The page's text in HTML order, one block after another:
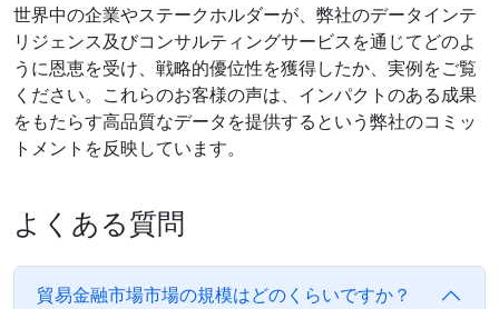
世界中の企業やステークホルダーが、弊社のデータインテ
リジェンス及びコンサルティングサービスを通じてどのよ
うに恩恵を受け、戦略的優位性を獲得したか、実例をご覧
ください。これらのお客様の声は、インパクトのある成果
をもたらす高品質なデータを提供するという弊社のコミッ
トメントを反映しています。
よくある質問
貿易金融市場市場の規模はどのくらいですか？